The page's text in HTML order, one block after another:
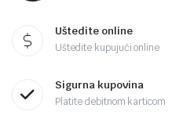
Uštedite online
Uštedite kupujući online
Sigurna kupovina
Platite debitnom karticom